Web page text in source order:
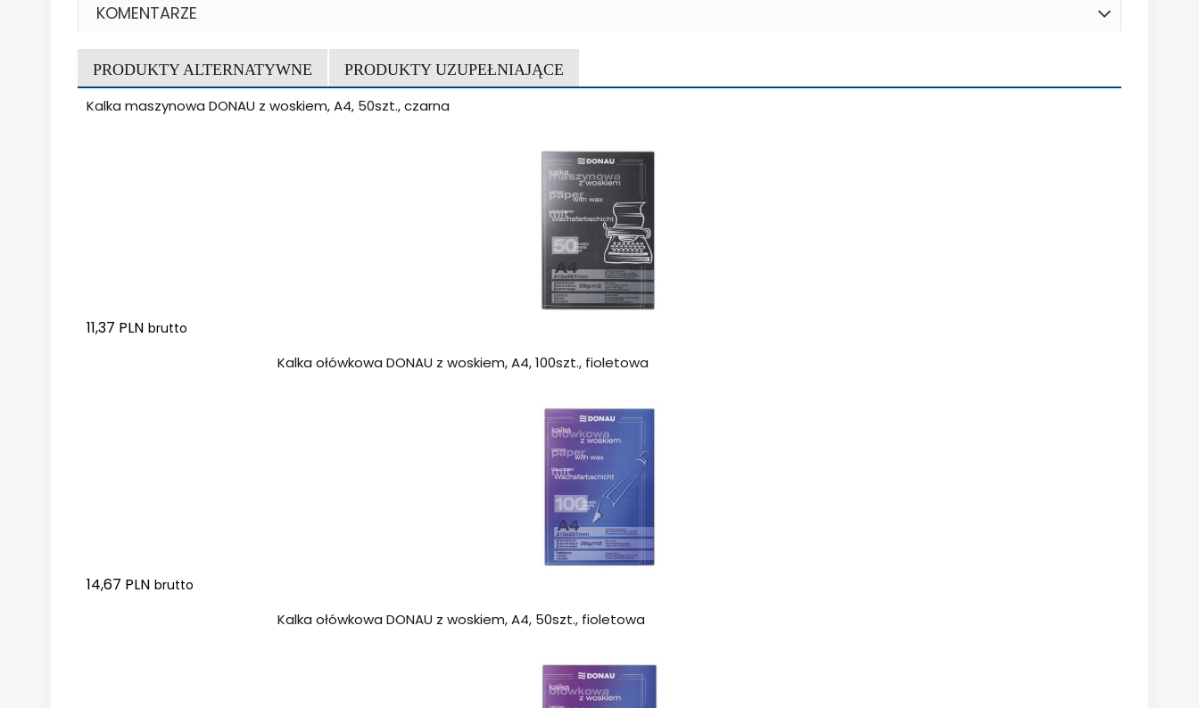
KOMENTARZE
PRODUKTY ALTERNATYWNE PRODUKTY UZUPEŁNIAJĄCE
Kalka maszynowa DONAU z woskiem, A4, 50szt., czarna
11,37 PLN brutto
Kalka ołówkowa DONAU z woskiem, A4, 100szt., fioletowa
14,67 PLN brutto
Kalka ołówkowa DONAU z woskiem, A4, 50szt., fioletowa